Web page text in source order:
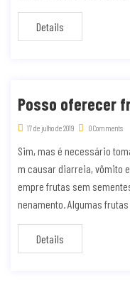
Details
Posso oferecer
17 de julho de 2019 0 Comments
Sim, mas é necessário
m causar diarreia, vômito
empre frutas sem
nenamento. Algumas frutas
Details